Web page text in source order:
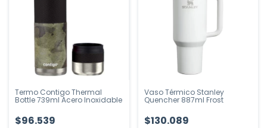
Termo Contigo Thermal
Bottle 739ml Acero Inoxidable
$96.539
Vaso Térmico Stanley
Quencher 887ml Frost
$130.089